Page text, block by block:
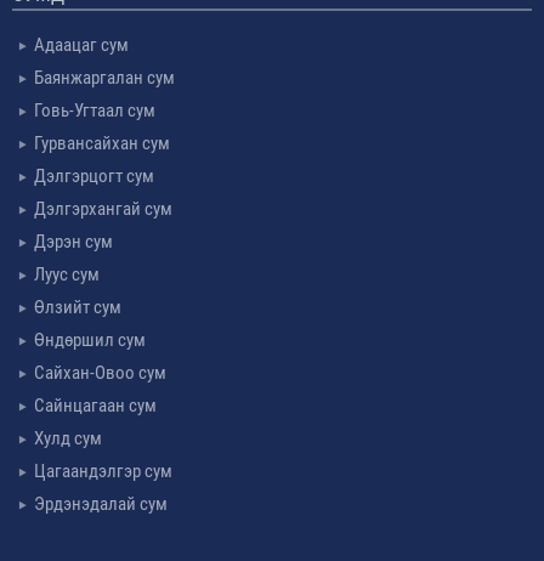
Адаацаг сум
Баянжаргалан сум
Говь-Угтаал сум
Гурвансайхан сум
Дэлгэрцогт сум
Дэлгэрхангай сум
Дэрэн сум
Луус сум
Өлзийт сум
Өндөршил сум
Сайхан-Овоо сум
Сайнцагаан сум
Хулд сум
Цагаандэлгэр сум
Эрдэнэдалай сум